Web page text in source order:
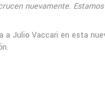
nuevamente.
a Julio Vaccari en esta